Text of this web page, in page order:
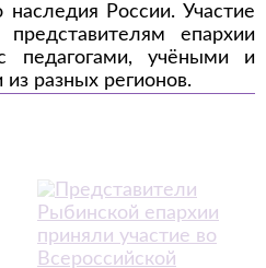
наследия России. Участие
епархии
педагогами, учёными и
разных регионов.